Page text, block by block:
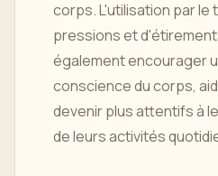
corps. L'utilisation par le
pressions et
également encourager
conscience du corps,
devenir plus attentifs à
de leurs activités